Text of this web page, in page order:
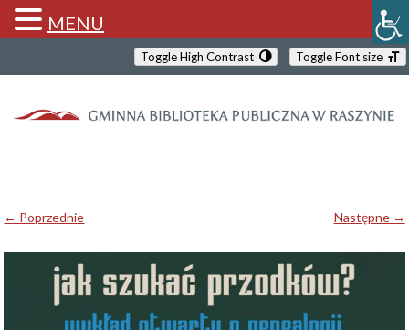
Toggle High Contrast Toggle Font size
← Poprzednie Następne →
MENU